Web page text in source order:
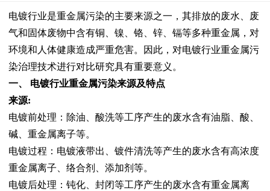
电镀行业是重金属污染的主要来源之一，其排放的废水、废
气和固体废物中含有铜、镍、铬、锌、镉等多种重金属，对
环境和人体健康造成严重危害。因此，对电镀行业重金属污
染治理技术进行对比研究具有重要意义。
一、 电镀行业重金属污染来源及特点
来源:
电镀前处理：除油、酸洗等工序产生的废水含有油脂、酸、
碱、重金属离子等。
电镀过程：电镀液带出、镀件清洗等产生的废水含有高浓度
重金属离子、络合剂、添加剂等。
电镀后处理：钝化、封闭等工序产生的废水含有重金属离